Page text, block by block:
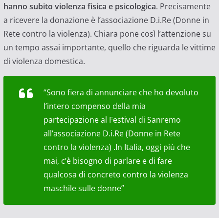
hanno subito violenza fisica e psicologica. Precisamente
a ricevere la donazione è l’associazione D.i.Re (Donne in
Rete contro la violenza). Chiara pone così l’attenzione su
un tempo assai importante, quello che riguarda le vittime
di violenza domestica.
“Sono fiera di annunciare che ho devoluto
l’intero compenso della mia
partecipazione al Festival di Sanremo
all’associazione D.i.Re (Donne in Rete
contro la violenza) .In Italia, oggi più che
mai, c’è bisogno di parlare e di fare
qualcosa di concreto contro la violenza
maschile sulle donne”